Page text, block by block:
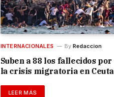
INTERNACIONALES By Redaccion
Suben a 88 los fallecidos por
la crisis migratoria en Ceuta
LEER MÁS